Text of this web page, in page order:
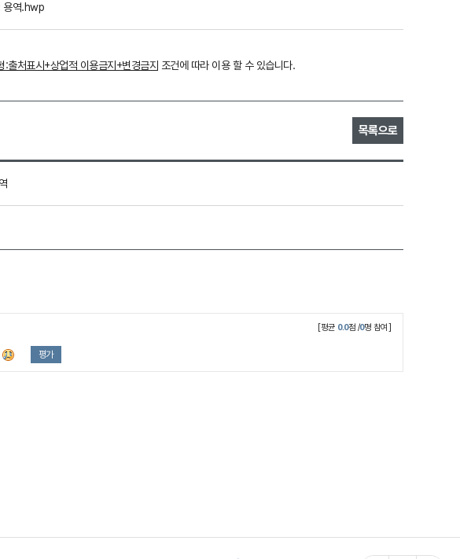
용역.hwp
:출처표시+상업적 이용금지+변경금지 조건에 따라 이용 할 수 있습니다.
목록으로
[평균 0.0점 /0명 참여]
평가